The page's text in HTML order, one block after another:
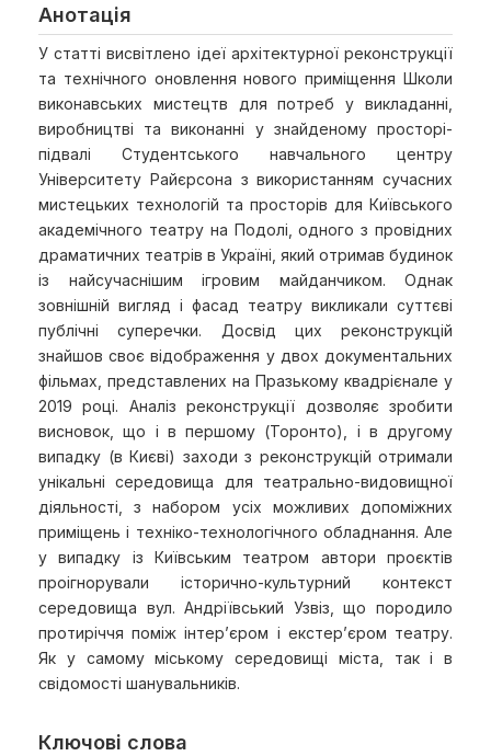
Анотація
У статті висвітлено ідеї архітектурної реконструкції
та технічного оновлення нового приміщення Школи
виконавських мистецтв для потреб у викладанні,
виробництві та виконанні у знайденому просторі-
підвалі Студентського навчального центру
Університету Райєрсона з використанням сучасних
мистецьких технологій та просторів для Київського
академічного театру на Подолі, одного з провідних
драматичних театрів в Україні, який отримав будинок
із найсучаснішим ігровим майданчиком. Однак
зовнішній вигляд і фасад театру викликали суттєві
публічні суперечки. Досвід цих реконструкцій
знайшов своє відображення у двох документальних
фільмах, представлених на Празькому квадрієнале у
2019 році. Аналіз реконструкції дозволяє зробити
висновок, що і в першому (Торонто), і в другому
випадку (в Києві) заходи з реконструкцій отримали
унікальні середовища для театрально-видовищної
діяльності, з набором усіх можливих допоміжних
приміщень і техніко-технологічного обладнання. Але
у випадку із Київським театром автори проєктів
проігнорували історично-культурний контекст
середовища вул. Андріївський Узвіз, що породило
протиріччя поміж інтер’єром і екстер’єром театру.
Як у самому міському середовищі міста, так і в
свідомості шанувальників.
Ключові слова